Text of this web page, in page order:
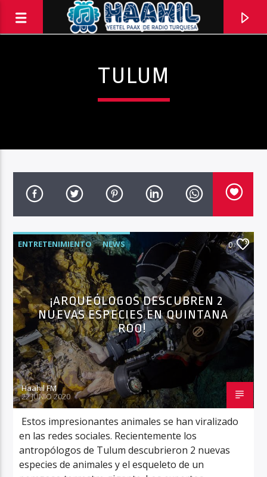
TOP TRENDING
10:00 AM 11:00 AM
Haahil FM
TULUM
ENTRETENIMIENTO NEWS 0
¡ARQUEÓLOGOS DESCUBREN 2
NUEVAS ESPECIES EN QUINTANA
ROO!
Haahil FM
22 JUNIO 2020
Estos impresionantes animales se han viralizado
en las redes sociales. Recientemente los
antropólogos de Tulum descubrieron 2 nuevas
especies de animales y el esqueleto de un